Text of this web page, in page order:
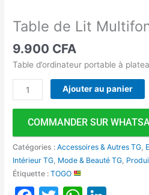
Table de Lit
9.900 CFA
Table d’ordinateur portable à
Ajouter au panier
COMMANDER SUR
Catégories :Accessoires & Autres TG,
Intérieur TG, Mode & Beauté TG,
Étiquette :TOGO